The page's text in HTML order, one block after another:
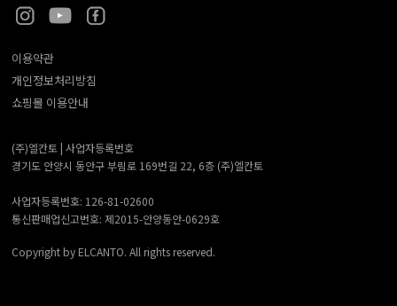
이용약관
개인정보처리방침
쇼핑몰 이용안내
(주)엘칸토 | 사업자등록번호
경기도 안양시 동안구 부림로 169번길 22, 6층 (주)엘칸토
사업자등록번호: 126-81-02600
통신판매업신고번호: 제2015-안양동안-0629호
Copyright by ELCANTO. All rights reserved.